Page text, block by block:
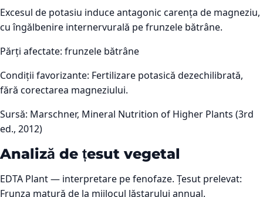
Excesul de potasiu induce antagonic carența de magneziu,
cu îngălbenire internervurală pe frunzele bătrâne.
Părți afectate: frunzele bătrâne
Condiții favorizante: Fertilizare potasică dezechilibrată,
fără corectarea magneziului.
Sursă: Marschner, Mineral Nutrition of Higher Plants (3rd
ed., 2012)
Analiză de țesut vegetal
EDTA Plant — interpretare pe fenofaze. Țesut prelevat:
Frunza matură de la mijlocul lăstarului annual.